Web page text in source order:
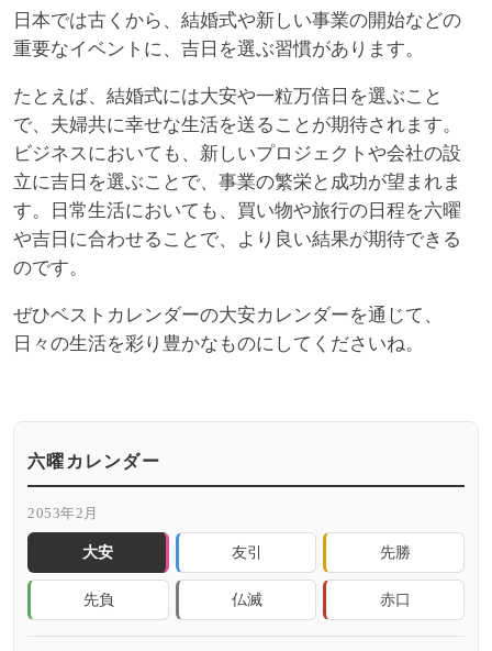
日本では古くから、結婚式や新しい事業の開始などの
重要なイベントに、吉日を選ぶ習慣があります。
たとえば、結婚式には大安や一粒万倍日を選ぶこと
で、夫婦共に幸せな生活を送ることが期待されます。
ビジネスにおいても、新しいプロジェクトや会社の設
立に吉日を選ぶことで、事業の繁栄と成功が望まれま
す。日常生活においても、買い物や旅行の日程を六曜
や吉日に合わせることで、より良い結果が期待できる
のです。
ぜひベストカレンダーの大安カレンダーを通じて、
日々の生活を彩り豊かなものにしてくださいね。
六曜カレンダー
2053年2月
大安 友引 先勝
先負 仏滅 赤口